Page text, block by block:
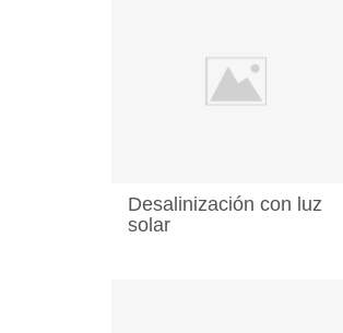
Desalinización con luz
solar